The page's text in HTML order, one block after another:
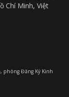
Chí Minh, Việt
phòng Đăng Ký Kinh